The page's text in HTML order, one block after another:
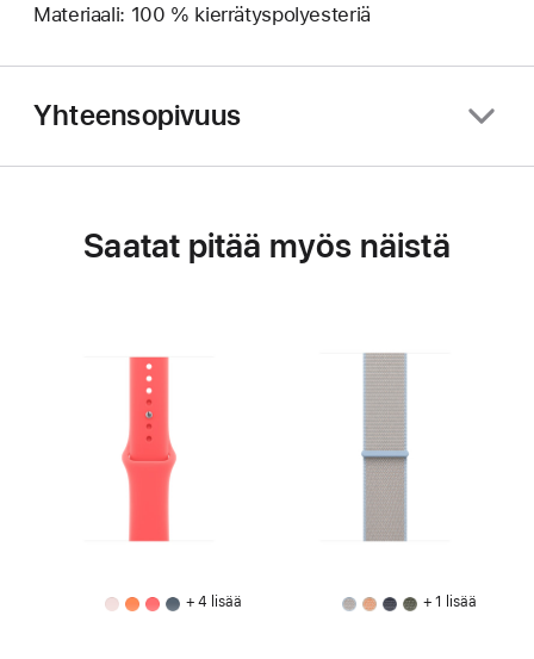
Materiaali: 100 % kierrätyspolyesteriä
Yhteensopivuus
Saatat pitää myös näistä
+ 4 lisää + 1 lisää